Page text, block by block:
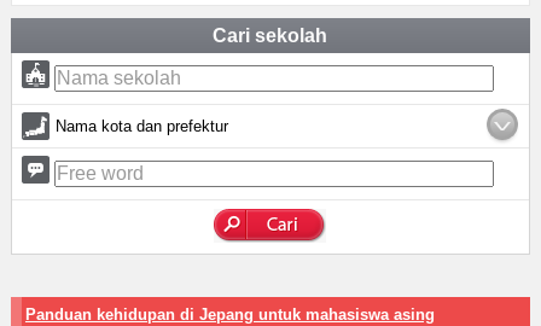
Cari sekolah
Nama kota dan prefektur
Panduan kehidupan di Jepang untuk mahasiswa asing